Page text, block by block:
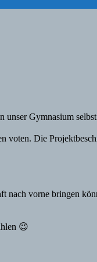
Gymnasium
voten. Die
nach vorne bringen
😉⠀